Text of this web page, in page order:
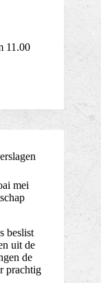
11.00
mei
beslist
uit de
de
prachtig